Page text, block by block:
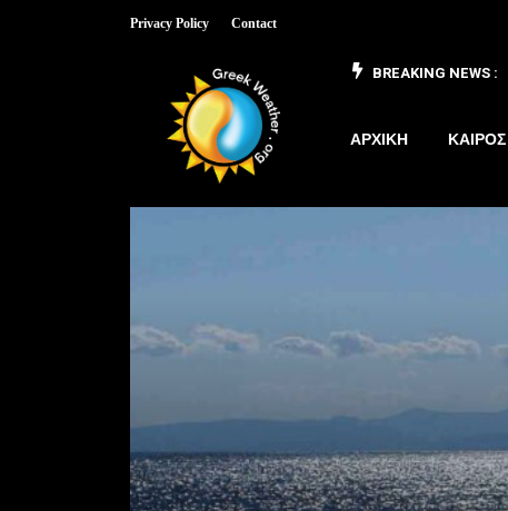
Privacy Policy Contact
BREAKING NEWS :
ΑΡΧΙΚΗ ΚΑΙΡΟΣ